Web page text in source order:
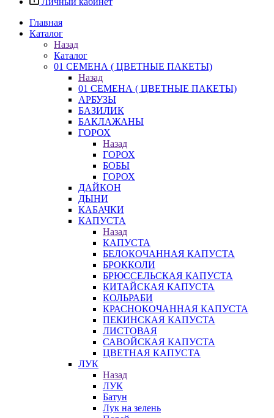
Главная
Каталог
Назад
Каталог
01 СЕМЕНА ( ЦВЕТНЫЕ ПАКЕТЫ)
Назад
01 СЕМЕНА ( ЦВЕТНЫЕ ПАКЕТЫ)
АРБУЗЫ
БАЗИЛИК
БАКЛАЖАНЫ
ГОРОХ
Назад
ГОРОХ
БОБЫ
ГОРОХ
ДАЙКОН
ДЫНИ
КАБАЧКИ
КАПУСТА
Назад
КАПУСТА
БЕЛОКОЧАННАЯ КАПУСТА
БРОККОЛИ
БРЮССЕЛЬСКАЯ КАПУСТА
КИТАЙСКАЯ КАПУСТА
КОЛЬРАБИ
КРАСНОКОЧАННАЯ КАПУСТА
ПЕКИНСКАЯ КАПУСТА
ЛИСТОВАЯ
САВОЙСКАЯ КАПУСТА
ЦВЕТНАЯ КАПУСТА
ЛУК
Назад
ЛУК
Батун
Лук на зелень